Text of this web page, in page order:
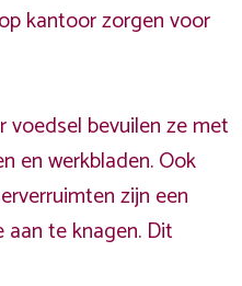
kantoor zorgen voor
bevuilen ze met
en werkbladen. Ook
zijn een
te knagen. Dit